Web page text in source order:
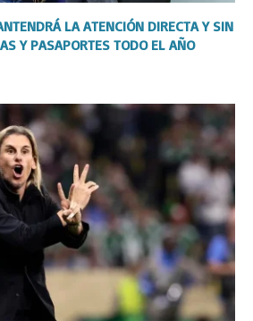
LA ATENCIÓN DIRECTA Y SIN
Y PASAPORTES TODO EL AÑO